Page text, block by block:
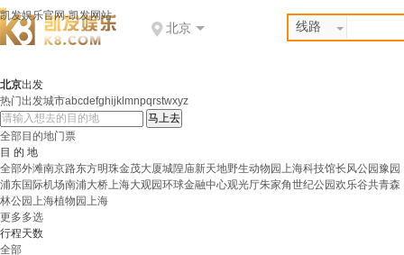
凯发娱乐官网-凯发网站
北京 线路
北京出发
热门出发城市abcdefghijklmnpqrstwxyz
全部目的地门票
目 的 地
全部外滩南京路东方明珠金茂大厦城隍庙新天地野生动物园上海科技馆长风公园豫园
浦东国际机场南浦大桥上海大观园环球金融中心观光厅朱家角世纪公园欢乐谷共青森
林公园上海植物园上海
更多多选
行程天数
全部